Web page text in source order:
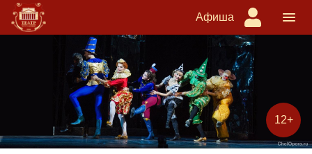
Афиша
12+